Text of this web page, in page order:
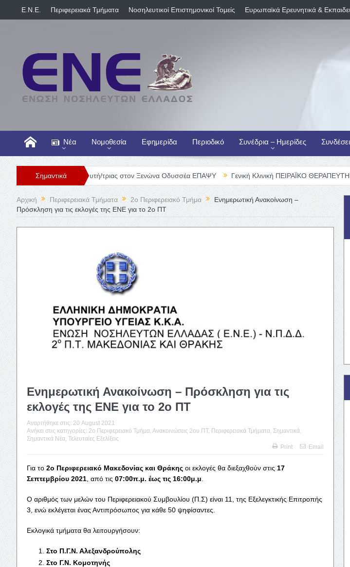
E.N.E. Περιφερειακά Τμήματα Νοσηλευτικοί Επιστημονικοί Τομείς Ευρωπαϊκά Ερευνητικά &
Νέα Νομοθεσία Εφημερίδα Περιοδικό Συνέδρια – Ημερίδες
Σημαντικά
Θέση Νοσηλευτή/τριας στον Ξενώνα Οδυσσέα ΕΠΑΨΥ Γενική Κλινική ΠΕΙΡΑΪΚΟ ΘΕΡΑΠΕΥΤΗΡΙΟ Α. Ε. –
Αρχική Περιφερειακά Τμήματα 2o Περιφερειακό Τμήμα
Ενημερωτική Ανακοίνωση –
Πρόσκληση για τις εκλογές της ΕΝΕ για το 2ο ΠΤ
Ενημερωτική Ανακοίνωση – Πρόσκληση για τις
εκλογές της ΕΝΕ για το 2ο ΠΤ
Αναρτήθηκε στις: 20 August 2021
Ανήκει στις κατηγορίες: 2o Περιφερειακό Τμήμα Ανακοινώσεις 2ου ΠΤ, Περιφερειακά Τμήματα Σημαντικά
Σημαντικά Νέα Τελευταίες Εξελίξεις
Print
Email
Για το 2ο Περιφερειακό Μακεδονίας και Θράκης οι εκλογές θα διεξαχθούν στις 17
Σεπτεμβρίου 2021, από τις 07:00π.μ. έως τις 16:00μ.μ
Ο αριθμός των μελών του Περιφερειακού Συμβουλίου (Π.Σ) είναι 11, της Εξελεγκτικής Επιτροπής
3, ενώ εκλέγεται ένας Αντιπρόσωπος για κάθε 50 ψηφίσαντες.
Εκλογικά τμήματα θα λειτουργήσουν:
Στο Π.Γ.Ν. Αλεξανδρούπολης
Στο Γ.Ν. Κομοτηνής